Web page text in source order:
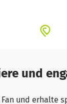
aktiv in das
die
beseitigen.
und
Fan und erhalte